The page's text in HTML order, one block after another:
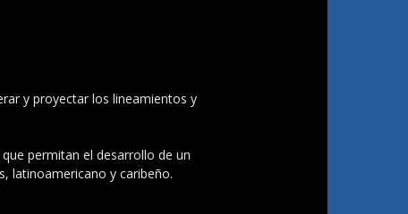
y proyectar los lineamientos y
permitan el desarrollo de un
latinoamericano y caribeño.